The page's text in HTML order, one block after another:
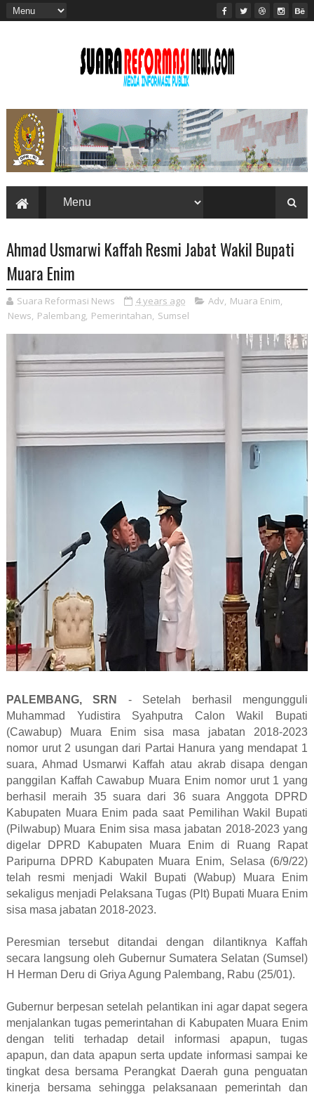
Ahmad Usmarwi Kaffah Resmi Jabat Wakil Bupati
Muara Enim
Suara Reformasi News 4 years ago Adv, Muara Enim,
News, Palembang, Pemerintahan, Sumsel
PALEMBANG, SRN
- Setelah berhasil mengungguli
Muhammad Yudistira Syahputra Calon Wakil Bupati
(Cawabup) Muara Enim sisa masa jabatan 2018-2023
nomor urut 2 usungan dari Partai Hanura yang mendapat 1
suara, Ahmad Usmarwi Kaffah atau akrab disapa dengan
panggilan Kaffah Cawabup Muara Enim nomor urut 1 yang
berhasil meraih 35 suara dari 36 suara Anggota DPRD
Kabupaten Muara Enim pada saat Pemilihan Wakil Bupati
(Pilwabup) Muara Enim sisa masa jabatan 2018-2023 yang
digelar DPRD Kabupaten Muara Enim di Ruang Rapat
Paripurna DPRD Kabupaten Muara Enim, Selasa (6/9/22)
telah resmi menjadi Wakil Bupati (Wabup) Muara Enim
sekaligus menjadi Pelaksana Tugas (Plt) Bupati Muara Enim
sisa masa jabatan 2018-2023.
Peresmian tersebut ditandai dengan dilantiknya Kaffah
secara langsung oleh Gubernur Sumatera Selatan (Sumsel)
H Herman Deru di Griya Agung Palembang, Rabu (25/01).
Gubernur berpesan setelah pelantikan ini agar dapat segera
menjalankan tugas pemerintahan di Kabupaten Muara Enim
dengan teliti terhadap detail informasi apapun, tugas
apapun, dan data apapun serta update informasi sampai ke
tingkat desa bersama Perangkat Daerah guna penguatan
kinerja bersama sehingga pelaksanaan pemerintah dan